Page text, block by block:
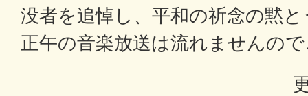
没者を追悼し、平和の祈念の黙
正午の音楽放送は流れませんの